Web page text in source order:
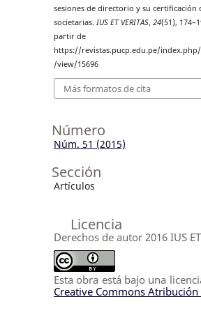
sesiones de directorio y su certificación
societarias. IUS ET VERITAS, 24(51),
partir de
https://revistas.pucp.edu.pe/
/view/15696
Más formatos de cita
Número
Núm. 51 (2015)
Sección
Artículos
Licencia
Derechos de autor 2016 IUS ET
Esta obra está bajo una
Creative Commons Atribución